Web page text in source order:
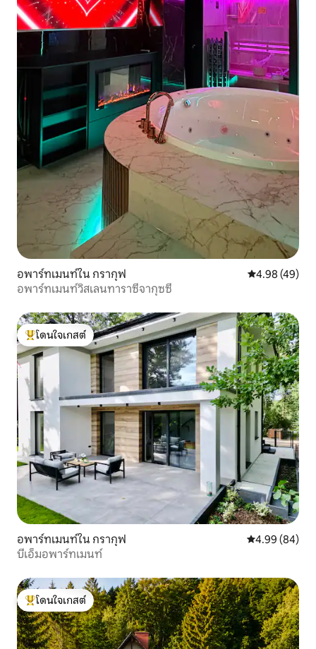
อพาร์ทเมนท์ใน กรากุฟ คะแนนเฉลี่ย
4.98 (49)
อพาร์ทเมนท์วิสเลนทาราซีจากุซซี่
โดนใจเกสต์ที่สุด
โดนใจเกสต์
อพาร์ทเมนท์ใน กรากุฟ คะแนนเฉลี่ย
4.99 (84)
บีเอ็มอพาร์ทเมนท์
โดนใจเกสต์ที่สุด
โดนใจเกสต์